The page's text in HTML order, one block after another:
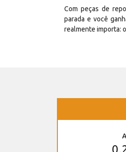
Com peças de
parada e você
realmente importa: